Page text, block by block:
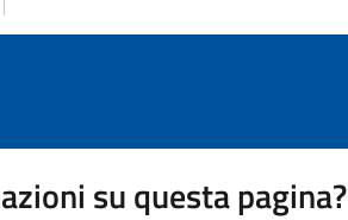
su questa pagina?